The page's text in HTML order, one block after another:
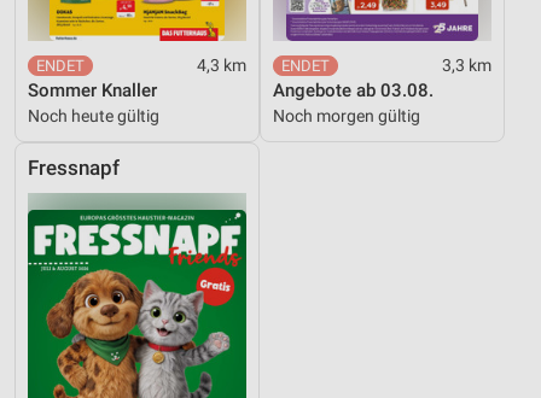
4,3 km
Sommer Knaller
Noch heute gültig
3,3 km
Angebote ab 03.08.
Noch morgen gültig
Fressnapf